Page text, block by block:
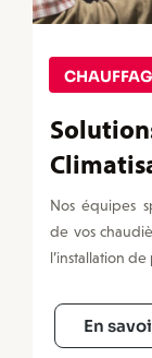
Nos équipes
de vos
l’installation
En